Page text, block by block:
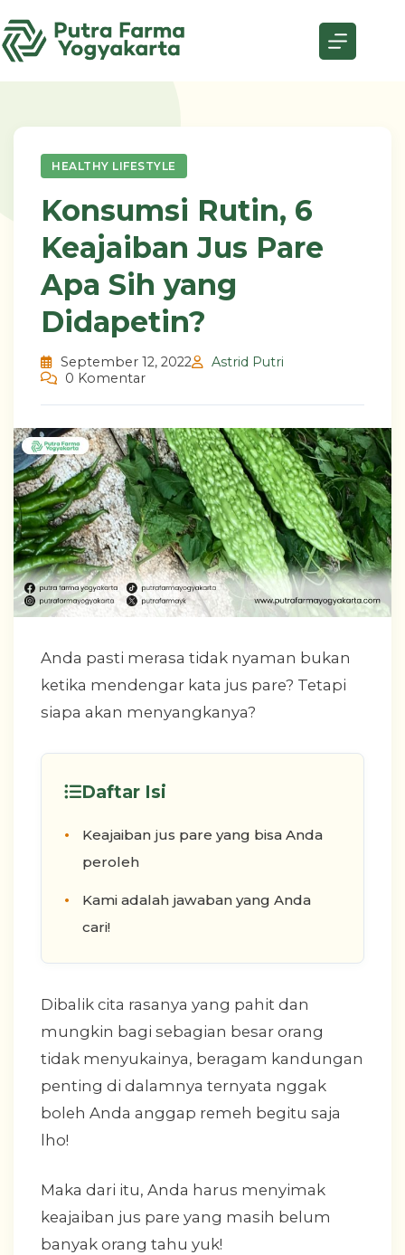
to
content
HEALTHY LIFESTYLE
Konsumsi Rutin, 6
Keajaiban Jus Pare
Apa Sih yang
Didapetin?
September 12, 2022
Astrid Putri
0 Komentar
Anda pasti merasa tidak nyaman bukan
ketika mendengar kata jus pare? Tetapi
siapa akan menyangkanya?
Daftar Isi
Keajaiban jus pare yang bisa Anda
peroleh
Kami adalah jawaban yang Anda
cari!
Dibalik cita rasanya yang pahit dan
mungkin bagi sebagian besar orang
tidak menyukainya, beragam kandungan
penting di dalamnya ternyata nggak
boleh Anda anggap remeh begitu saja
lho!
Maka dari itu, Anda harus menyimak
keajaiban jus pare yang masih belum
banyak orang tahu yuk!